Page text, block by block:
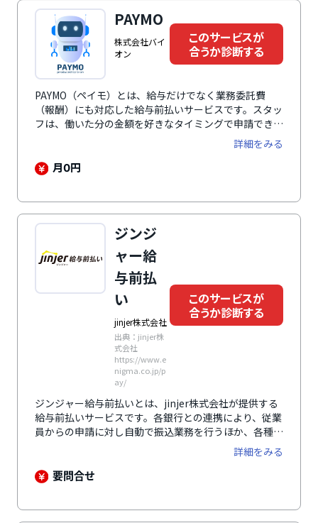
PAYMO
株式会社バイ
オン
このサービスが
合うか診断する
PAYMO（ペイモ）とは、給与だけでなく業務委託費
（報酬）にも対応した給与前払いサービスです。スタッ
フは、働いた分の金額を好きなタイミングで申請でき、
24時間365日ほぼリアルタイムで口座に入金されます。
導入にあたって初期費用・月額費用など企業負担は一切
ありません。さらに、立替払いと直接払いのどちらにも
詳細をみる
月0円
ジンジ
ャー給
与前払
い
jinjer株式会社
出典：jinjer株
式会社
https://www.e
nigma.co.jp/p
ay/
このサービスが
合うか診断する
ジンジャー給与前払いとは、jinjer株式会社が提供する
給与前払いサービスです。各銀行との連携により、従業
員からの申請に対し自動で振込業務を行うほか、各種勤
怠管理システムや給与計算システムとの連携により担当
者の業務負担を軽くします。給与の前払が可能になるこ
とで、求人応募数の向上や従業員の定着率向上にもつな
詳細をみる
要問合せ